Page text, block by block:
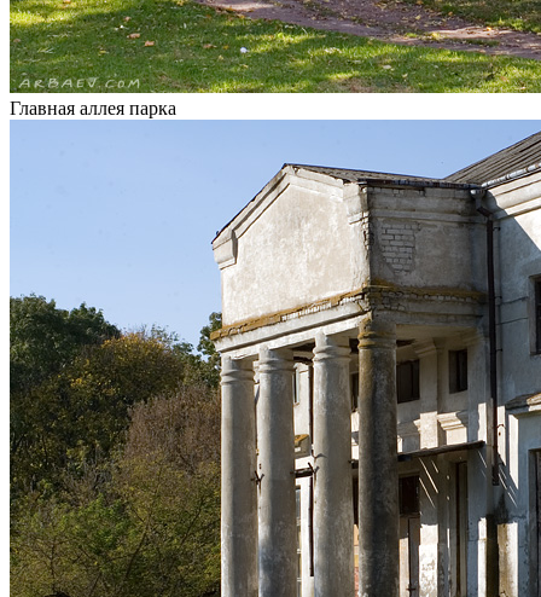
Главная аллея парка